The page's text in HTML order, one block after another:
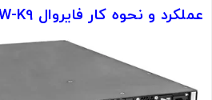
عملکرد و نحوه کار فایروال FPR2140-NGFW-K9